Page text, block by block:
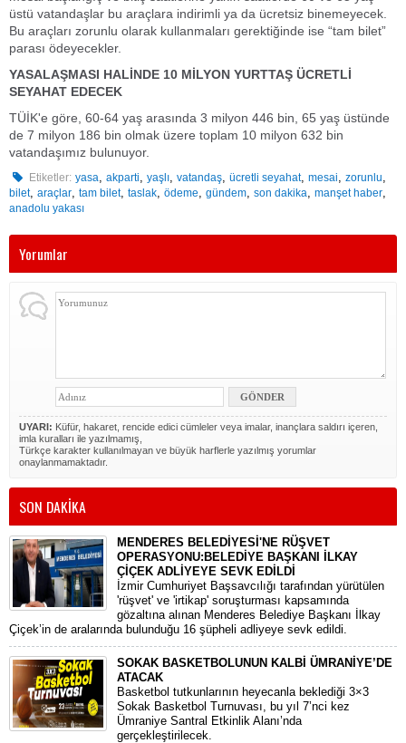
üstü vatandaşlar bu araçlara indirimli ya da ücretsiz binemeyecek.
Bu araçları zorunlu olarak kullanmaları gerektiğinde ise “tam bilet”
parası ödeyecekler.
YASALAŞMASI HALİNDE 10 MİLYON YURTTAŞ ÜCRETLİ
SEYAHAT EDECEK
TÜİK'e göre, 60-64 yaş arasında 3 milyon 446 bin, 65 yaş üstünde
de 7 milyon 186 bin olmak üzere toplam 10 milyon 632 bin
vatandaşımız bulunuyor.
Etiketler: yasa,akparti,yaşlı,vatandaş,ücretli seyahat,mesai,zorunlu,
bilet, araçlar, tam bilet, taslak, ödeme, gündem, son dakika, manşet haber,
anadolu yakası
Yorumlar
UYARI: Küfür, hakaret, rencide edici cümleler veya imalar, inançlara saldırı içeren,
imla kuralları ile yazılmamış,
Türkçe karakter kullanılmayan ve büyük harflerle yazılmış yorumlar
onaylanmamaktadır.
SON DAKİKA
MENDERES BELEDİYESİ'NE RÜŞVET
OPERASYONU:BELEDİYE BAŞKANI İLKAY
ÇİÇEK ADLİYEYE SEVK EDİLDİ
​İzmir Cumhuriyet Başsavcılığı tarafından yürütülen
'rüşvet' ve 'irtikap' soruşturması kapsamında
gözaltına alınan Menderes Belediye Başkanı İlkay
Çiçek’in de aralarında bulunduğu 16 şüpheli adliyeye sevk edildi.
SOKAK BASKETBOLUNUN KALBİ ÜMRANİYE’DE
ATACAK
Basketbol tutkunlarının heyecanla beklediği 3×3
Sokak Basketbol Turnuvası, bu yıl 7’nci kez
Ümraniye Santral Etkinlik Alanı’nda
gerçekleştirilecek.